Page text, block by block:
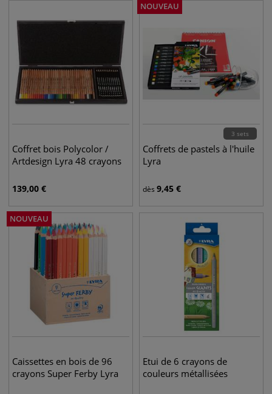
Coffret bois Polycolor /
Artdesign Lyra 48 crayons
139,00 €
NOUVEAU
3 sets
Coffrets de pastels à l'huile
Lyra
dès 9,45 €
NOUVEAU
Caissettes en bois de 96
crayons Super Ferby Lyra
Etui de 6 crayons de
couleurs métallisées